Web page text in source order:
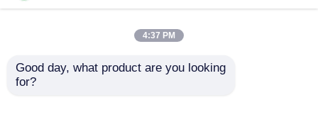
ইয়োকোহামা রাবার ফেন্ডার
মেরিন এবং ডক অ্যাপ্লিকেশনের
4:37 PM
Good day, what product are you looking
for?